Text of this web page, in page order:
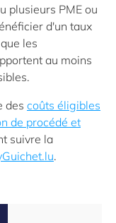
plusieurs PME ou
d'un taux
les
au moins
des coûts éligibles
de procédé et
suivre la
.